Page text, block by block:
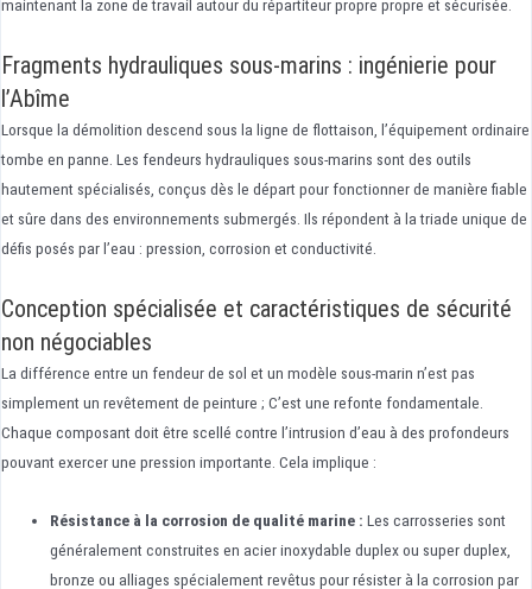
maintenant la zone de travail autour du répartiteur propre propre et sécurisée.
Fragments hydrauliques sous-marins : ingénierie pour
l’Abîme
Lorsque la démolition descend sous la ligne de flottaison, l’équipement ordinaire
tombe en panne. Les fendeurs hydrauliques sous-marins sont des outils
hautement spécialisés, conçus dès le départ pour fonctionner de manière fiable
et sûre dans des environnements submergés. Ils répondent à la triade unique de
défis posés par l’eau : pression, corrosion et conductivité.
Conception spécialisée et caractéristiques de sécurité
non négociables
La différence entre un fendeur de sol et un modèle sous-marin n’est pas
simplement un revêtement de peinture ; C’est une refonte fondamentale.
Chaque composant doit être scellé contre l’intrusion d’eau à des profondeurs
pouvant exercer une pression importante. Cela implique :
Résistance à la corrosion de qualité marine : Les carrosseries sont
généralement construites en acier inoxydable duplex ou super duplex,
bronze ou alliages spécialement revêtus pour résister à la corrosion par